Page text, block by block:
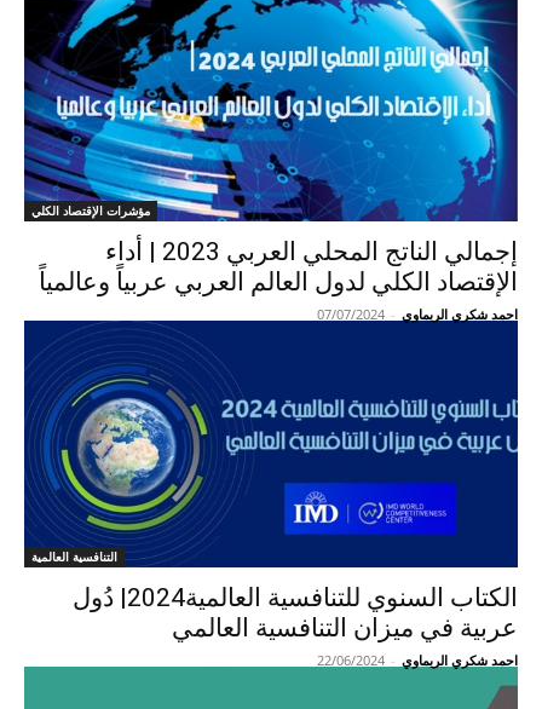
مؤشرات الإقتصاد الكلي
إجمالي الناتج المحلي العربي 2023 | أداء
الإقتصاد الكلي لدول العالم العربي عربياً وعالمياً
احمد شكري الريماوي -
07/07/2024
التنافسية العالمية
الكتاب السنوي للتنافسية العالمية2024| دُول
عربية في ميزان التنافسية العالمي
احمد شكري الريماوي -
22/06/2024